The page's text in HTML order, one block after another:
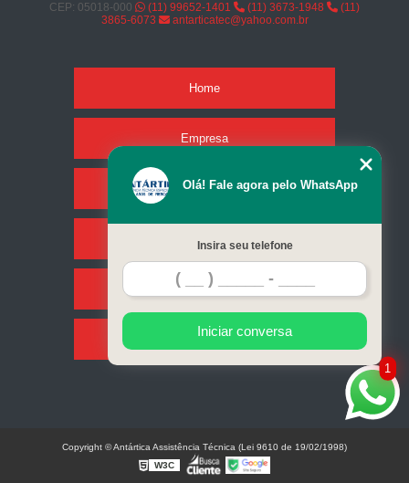
CEP: 05018-000
(11) 99652-1401 (11) 3673-1948
(11)
3865-6073
antarticatec@yahoo.com.br
Home
Empresa
Missão
Serviços
Contato
Mapa do site
1
Olá! Fale agora pelo WhatsApp
Insira seu telefone
Iniciar conversa
Copyright © Antártica Assistência Técnica (Lei 9610 de 19/02/1998)
W3C